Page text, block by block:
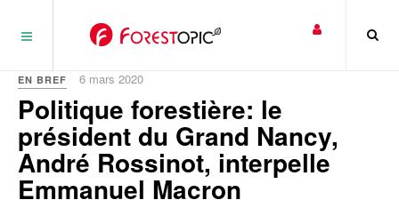
EN BREF 6 mars 2020
Politique forestière: le
président du Grand Nancy,
André Rossinot, interpelle
Emmanuel Macron